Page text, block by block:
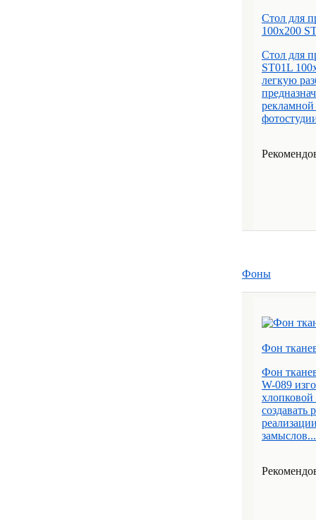
Стол для
100x200
Стол для
ST01L
легкую
Фоны
Фон
Фон
W-089
создавать
замыслов...